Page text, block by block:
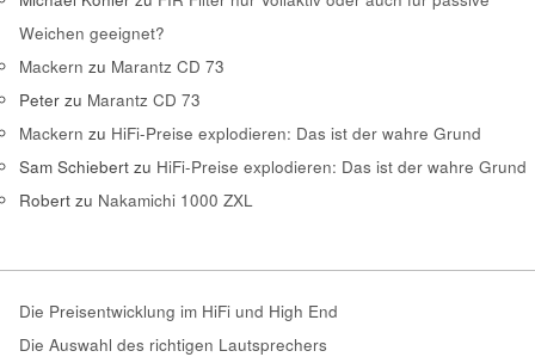
Weichen geeignet?
Mackern zu Marantz CD 73
Peter zu Marantz CD 73
Mackern zu HiFi-Preise explodieren: Das ist der wahre Grund
Sam Schiebert zu HiFi-Preise explodieren: Das ist der wahre Grund
Robert zu Nakamichi 1000 ZXL
Die Preisentwicklung im HiFi und High End
Die Auswahl des richtigen Lautsprechers